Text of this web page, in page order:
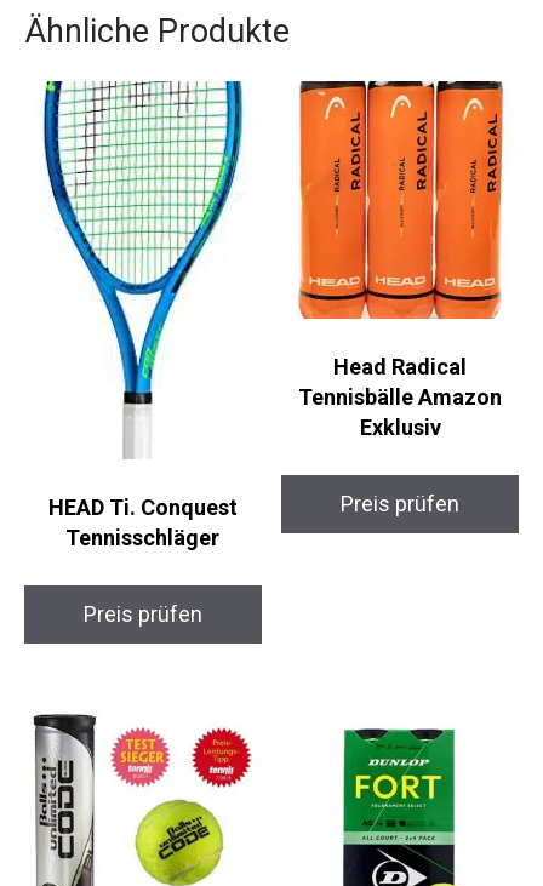
Ähnliche Produkte
HEAD Ti. Conquest
Tennisschläger
Preis prüfen
Head Radical
Tennisbälle Amazon
Exklusiv
Preis prüfen